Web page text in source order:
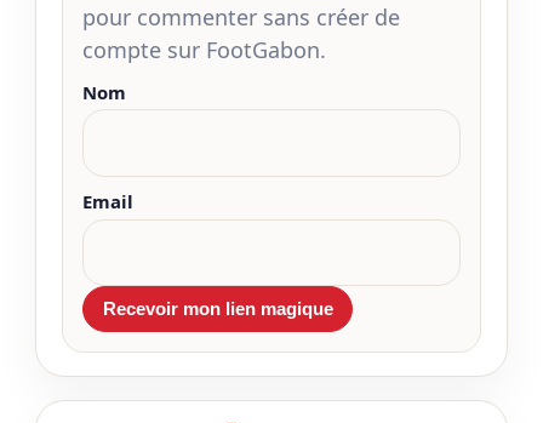
pour commenter sans créer de
compte sur FootGabon.
Nom
Email